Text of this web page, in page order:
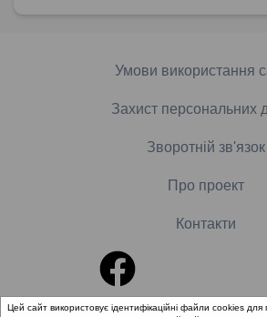
Умови використання
Захист персональних
Зворотній зв'язок
Про проект
Контакти
Цей сайт використовує ідентифікаційні файли cookies для